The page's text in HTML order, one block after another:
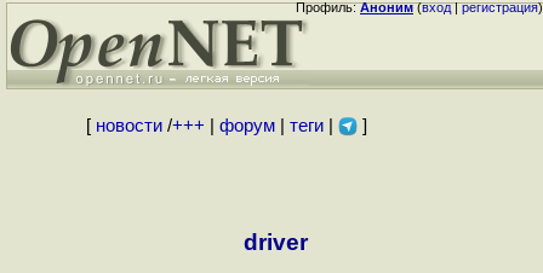
Профиль:Аноним(вход|регистрация)
[ новости/+++ форум| теги| ]
driver